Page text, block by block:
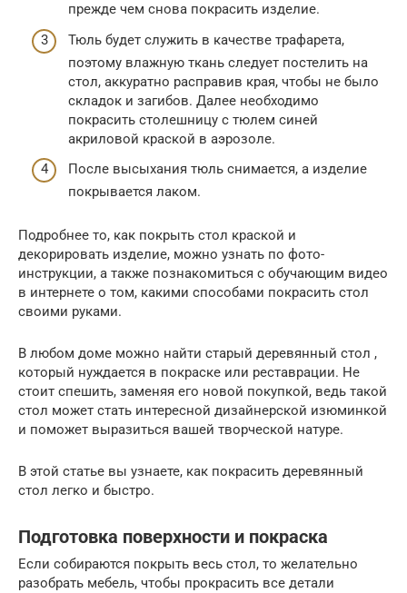
прежде чем снова покрасить изделие.
Тюль будет служить в качестве трафарета,
поэтому влажную ткань следует постелить на
стол, аккуратно расправив края, чтобы не было
складок и загибов. Далее необходимо
покрасить столешницу с тюлем синей
акриловой краской в аэрозоле.
После высыхания тюль снимается, а изделие
покрывается лаком.
Подробнее то, как покрыть стол краской и
декорировать изделие, можно узнать по фото-
инструкции, а также познакомиться с обучающим видео
в интернете о том, какими способами покрасить стол
своими руками.
В любом доме можно найти старый деревянный стол ,
который нуждается в покраске или реставрации. Не
стоит спешить, заменяя его новой покупкой, ведь такой
стол может стать интересной дизайнерской изюминкой
и поможет выразиться вашей творческой натуре.
В этой статье вы узнаете, как покрасить деревянный
стол легко и быстро.
Подготовка поверхности и покраска
Если собираются покрыть весь стол, то желательно
разобрать мебель, чтобы прокрасить все детали